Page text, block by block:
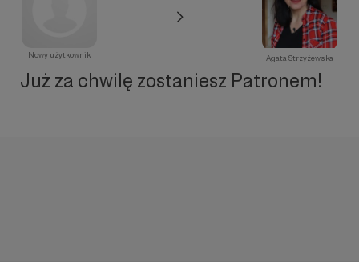
Nowy użytkownik Agata Strzyżewska
Już za chwilę zostaniesz Patronem!